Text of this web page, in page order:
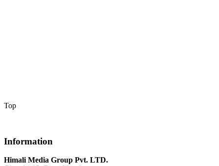
Top
Information
Himali Media Group Pvt. LTD.